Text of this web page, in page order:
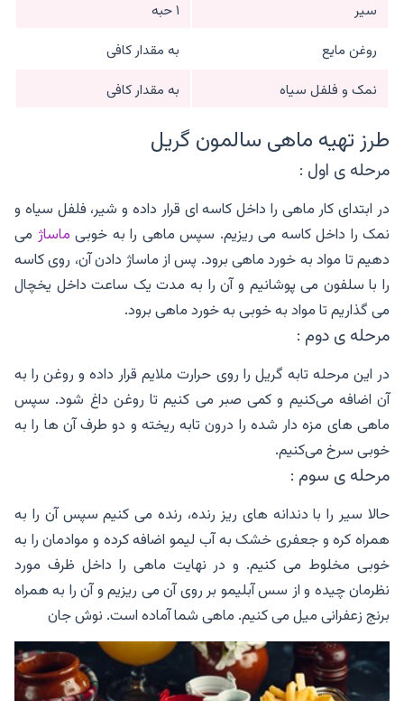
سیر
۱ حبه
روغن مایع
به مقدار کافی
نمک و فلفل سیاه
به مقدار کافی
طرز تهیه ماهی سالمون گریل
مرحله ی اول :
در ابتدای کار ماهی را داخل کاسه ای قرار داده و شیر، فلفل سیاه و
نمک را داخل کاسه می ریزیم. سپس ماهی را به خوبی ماساژ می
دهیم تا مواد به خورد ماهی برود. پس از ماساژ دادن آن، روی کاسه
را با سلفون می پوشانیم و آن را به مدت یک ساعت داخل یخچال
می گذاریم تا مواد به خوبی به خورد ماهی برود.
مرحله ی دوم :
در این مرحله تابه گریل را روی حرارت ملایم قرار داده و روغن را به
آن اضافه می‌کنیم و کمی صبر می کنیم تا روغن داغ شود. سپس
ماهی های مزه دار شده را درون تابه ریخته و دو طرف آن ها را به
خوبی سرخ می‌کنیم.
مرحله ی سوم :
حالا سیر را با دندانه های ریز رنده، رنده می کنیم سپس آن را به
همراه کره و جعفری خشک به آب لیمو اضافه کرده و موادمان را به
خوبی مخلوط می کنیم. و در نهایت ماهی را داخل ظرف مورد
نظرمان چیده و از سس آبلیمو بر روی آن می ریزیم و آن را به همراه
برنج زعفرانی میل می کنیم. ماهی شما آماده است. نوش جان